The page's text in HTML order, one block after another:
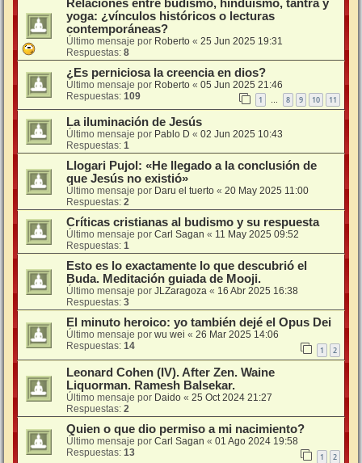
Relaciones entre budismo, hinduismo, tantra y
yoga: ¿vínculos históricos o lecturas
contemporáneas?
Último mensaje por Roberto « 25 Jun 2025 19:31
Respuestas: 8
¿Es perniciosa la creencia en dios?
Último mensaje por Roberto « 05 Jun 2025 21:46
Respuestas: 109 1 … 8 9 10 11
La iluminación de Jesús
Último mensaje por Pablo D « 02 Jun 2025 10:43
Respuestas: 1
Llogari Pujol: «He llegado a la conclusión de
que Jesús no existió»
Último mensaje por Daru el tuerto « 20 May 2025 11:00
Respuestas: 2
Críticas cristianas al budismo y su respuesta
Último mensaje por Carl Sagan « 11 May 2025 09:52
Respuestas: 1
Esto es lo exactamente lo que descubrió el
Buda. Meditación guiada de Mooji.
Último mensaje por JLZaragoza « 16 Abr 2025 16:38
Respuestas: 3
El minuto heroico: yo también dejé el Opus Dei
Último mensaje por wu wei « 26 Mar 2025 14:06
Respuestas: 14 1 2
Leonard Cohen (IV). After Zen. Waine
Liquorman. Ramesh Balsekar.
Último mensaje por Daido « 25 Oct 2024 21:27
Respuestas: 2
Quien o que dio permiso a mi nacimiento?
Último mensaje por Carl Sagan « 01 Ago 2024 19:58
Respuestas: 13 1 2